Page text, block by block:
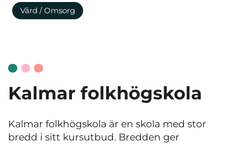
Vård / Omsorg
Kalmar folkhögskola
Kalmar folkhögskola är en skola med stor
bredd i sitt kursutbud. Bredden ger